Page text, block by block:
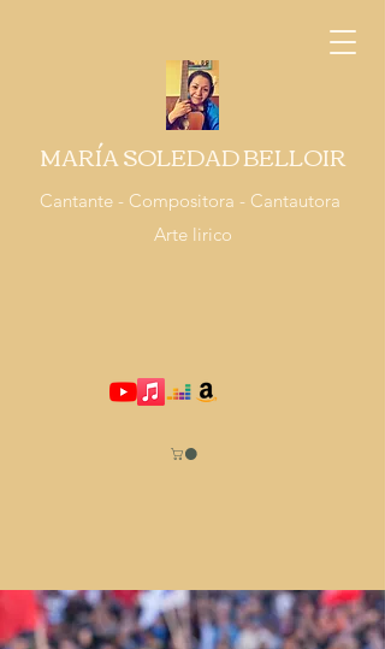
MARÍA SOLEDAD BELLOIR
Cantante - Compositora - Cantautora
Arte lirico